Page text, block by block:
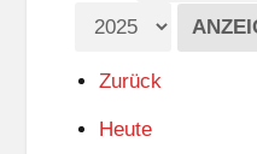
Zurück
Heute